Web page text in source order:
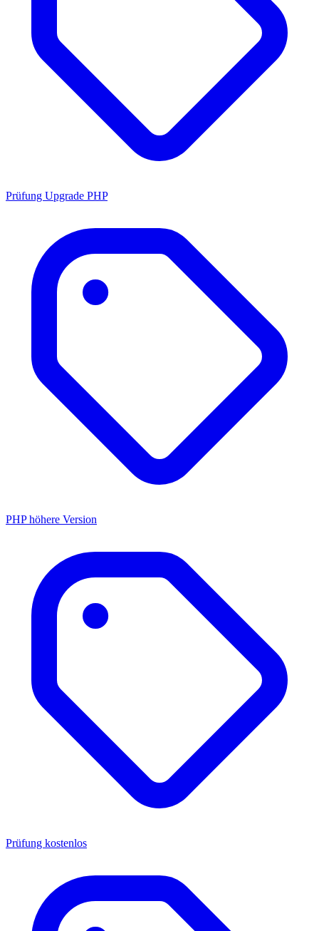
Prüfung Upgrade PHP
PHP höhere Version
Prüfung kostenlos